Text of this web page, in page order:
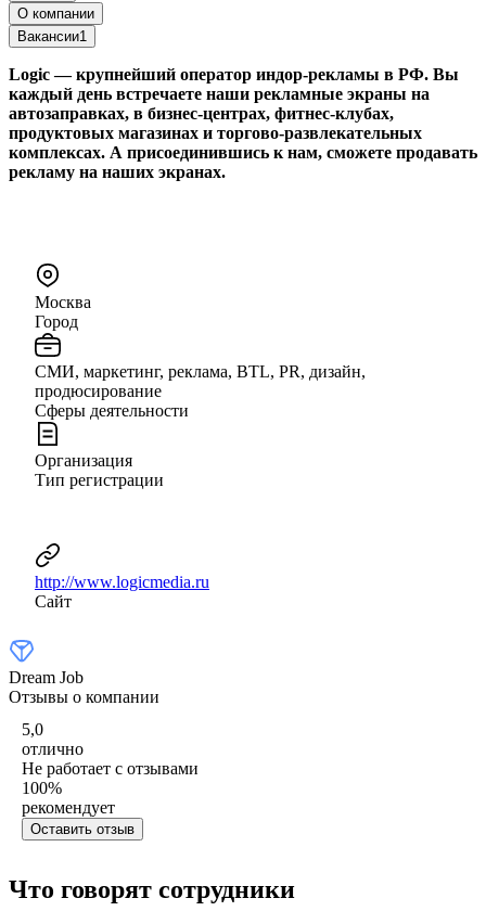
О компании
Вакансии1
Logic— крупнейший оператор индор-рекламы в РФ. Вы
каждый день встречаете наши рекламные экраны на
автозаправках, в бизнес-центрах, фитнес-клубах,
продуктовых магазинах и торгово-развлекательных
комплексах. А присоединившись к нам, сможете продавать
рекламу на наших экранах.
Москва
Город
СМИ, маркетинг, реклама, BTL, PR, дизайн,
продюсирование
Сферы деятельности
Организация
Тип регистрации
http://www.logicmedia.ru
Сайт
Dream Job
Отзывы о компании
5,0
отлично
Не работает с отзывами
100%
рекомендует
Оставить отзыв
Что говорят сотрудники